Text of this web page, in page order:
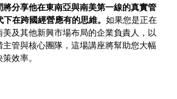
分享他在東南亞與南美第一線的真實管
在跨國經營應有的思維。如果您是正在
及其他新興市場布局的企業負責人，以
管與核心團隊，這場講座將幫助您大幅
效率。